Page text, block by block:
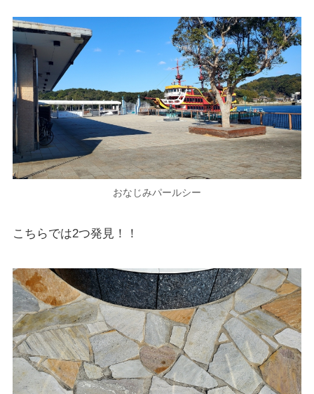
おなじみパールシー
こちらでは2つ発見！！